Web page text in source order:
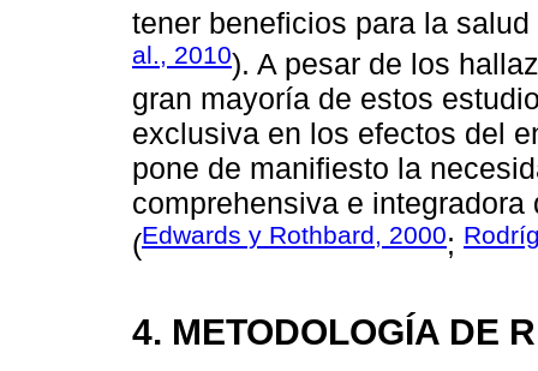
tener beneficios para la
al., 2010). A pesar de los
gran mayoría de estos
exclusiva en los efectos del
pone de manifiesto la
comprehensiva e
(Edwards y Rothbard, 2000;
4. METODOLOGÍA DE